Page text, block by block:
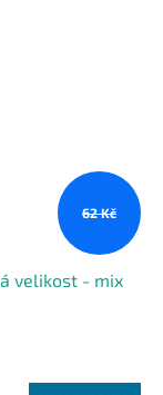
62 Kč
velikost - mix